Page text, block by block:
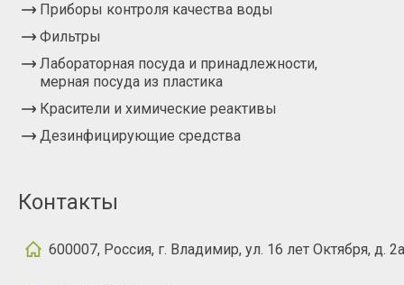
Приборы контроля качества воды
Фильтры
Лабораторная посуда и принадлежности,
мерная посуда из пластика
Красители и химические реактивы
Дезинфицирующие средства
Контакты
600007, Россия, г. Владимир, ул. 16 лет Октября, д. 2а